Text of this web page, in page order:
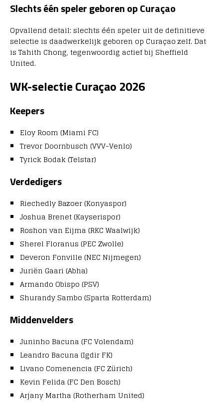
Slechts één speler geboren op Curaçao
Opvallend detail: slechts één speler uit de definitieve
selectie is daadwerkelijk geboren op Curaçao zelf. Dat
is Tahith Chong, tegenwoordig actief bij Sheffield
United.
WK-selectie Curaçao 2026
Keepers
Eloy Room (Miami FC)
Trevor Doornbusch (VVV-Venlo)
Tyrick Bodak (Telstar)
Verdedigers
Riechedly Bazoer (Konyaspor)
Joshua Brenet (Kayserispor)
Roshon van Eijma (RKC Waalwijk)
Sherel Floranus (PEC Zwolle)
Deveron Fonville (NEC Nijmegen)
Juriën Gaari (Abha)
Armando Obispo (PSV)
Shurandy Sambo (Sparta Rotterdam)
Middenvelders
Juninho Bacuna (FC Volendam)
Leandro Bacuna (Igdir FK)
Livano Comenencia (FC Zürich)
Kevin Felida (FC Den Bosch)
Arjany Martha (Rotherham United)